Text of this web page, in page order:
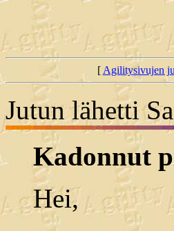
[Agilitysivujen
Jutun lähetti
Kadonnut
Hei,